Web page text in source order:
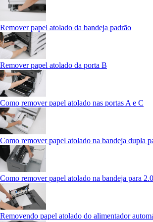
Remover papel atolado da bandeja padrão
Remover papel atolado da porta B
Como remover papel atolado nas portas A e C
Como remover papel atolado na bandeja dupla
Como remover papel atolado na bandeja para
Removendo papel atolado do alimentador